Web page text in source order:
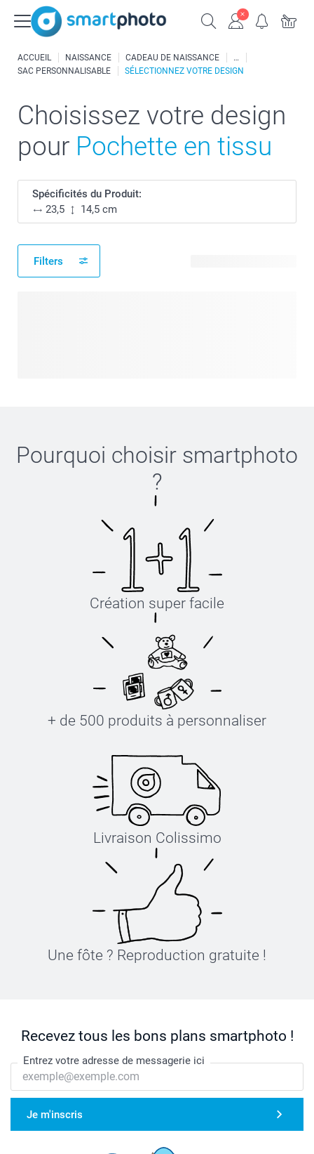
ACCUEIL NAISSANCE
CADEAU DE NAISSANCE
SAC PERSONNALISABLE
SÉLECTIONNEZ VOTRE DESIGN
Choisissez votre design
pour Pochette en tissu
Spécificités du Produit:
23,5
14,5 cm
Filters
Pourquoi choisir smartphoto
?
Création super facile
+ de 500 produits à personnaliser
Livraison Colissimo
Une fôte ? Reproduction gratuite !
Recevez tous les bons plans smartphoto !
Entrez votre adresse de messagerie ici
Je m'inscris